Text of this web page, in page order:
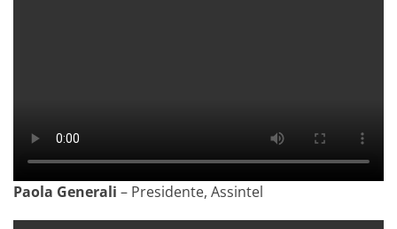
Paola Generali – Presidente, Assintel